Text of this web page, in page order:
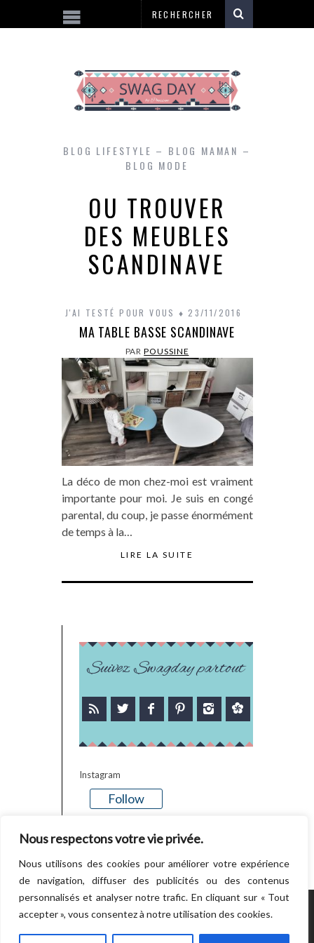
Nous respectons votre vie privée.
Nous utilisons des cookies pour améliorer votre expérience
de navigation, diffuser des publicités ou des contenus
personnalisés et analyser notre trafic. En cliquant sur « Tout
accepter », vous consentez à notre utilisation des cookies.
BLOG LIFESTYLE – BLOG MAMAN –
BLOG MODE
OU TROUVER
DES MEUBLES
SCANDINAVE
J'AI TESTÉ POUR VOUS 23/11/2016
MA TABLE BASSE SCANDINAVE
PARPOUSSINE
La déco de mon chez-moi est vraiment
importante pour moi. Je suis en congé
parental, du coup, je passe énormément
de temps à la…
LIRE LA SUITE
Suivez Swagday partout
Instagram
Follow
POWERED BY WORDPRESS.CREATED BY
THEMESINDEP